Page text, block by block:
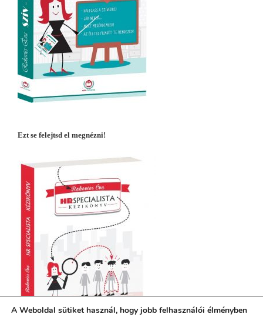
Ezt se felejtsd el megnézni!
A Weboldal sütiket használ, hogy jobb felhasználói élményben